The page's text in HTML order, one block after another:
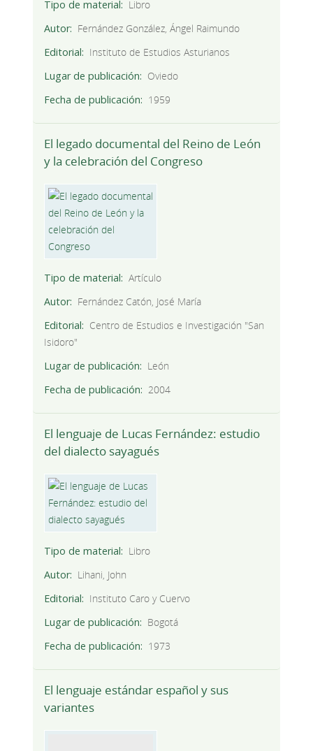
Tipo de material
Libro
Autor
Fernández González, Ángel Raimundo
Editorial
Instituto de Estudios Asturianos
Lugar de publicación
Oviedo
Fecha de publicación
1959
El legado documental del Reino de León
y la celebración del Congreso
Tipo de material
Artículo
Autor
Fernández Catón, José María
Editorial
Centro de Estudios e Investigación "San
Isidoro"
Lugar de publicación
León
Fecha de publicación
2004
El lenguaje de Lucas Fernández: estudio
del dialecto sayagués
Tipo de material
Libro
Autor
Lihani, John
Editorial
Instituto Caro y Cuervo
Lugar de publicación
Bogotá
Fecha de publicación
1973
El lenguaje estándar español y sus
variantes